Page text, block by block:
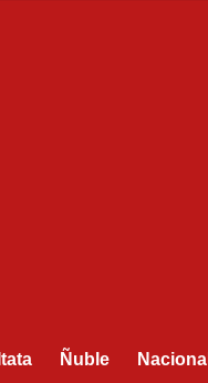
Itata Ñuble Nacional